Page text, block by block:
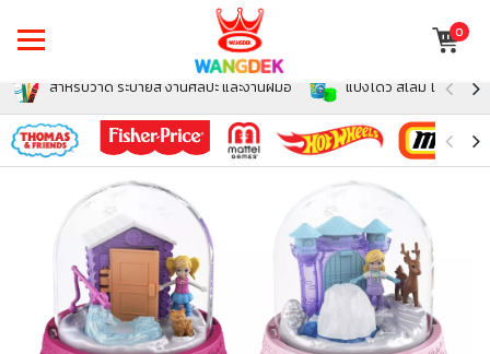
0
สำหรับวาด ระบายสี งานศิลปะ และงานฝีมือ แป้งโดว์ สไลม์ โฟม สำห